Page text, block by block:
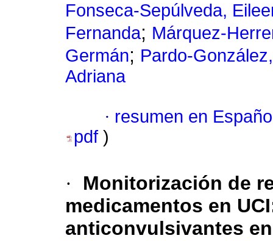
Fonseca-Sepúlveda,
Fernanda; Márquez-
Germán; Pardo-
Adriana
· resumen en
pdf )
·
Monitorización de
medicamentos en
anticonvulsivantes